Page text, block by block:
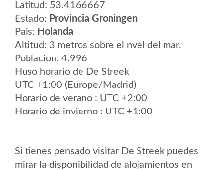
Latitud: 53.4166667
Estado: Provincia Groningen
Pais: Holanda
Altitud: 3 metros sobre el nvel del mar.
Poblacion: 4.996
Huso horario de De Streek
UTC +1:00 (Europe/Madrid)
Horario de verano : UTC +2:00
Horario de invierno : UTC +1:00
Si tienes pensado visitar De Streek puedes
mirar la disponibilidad de alojamientos en